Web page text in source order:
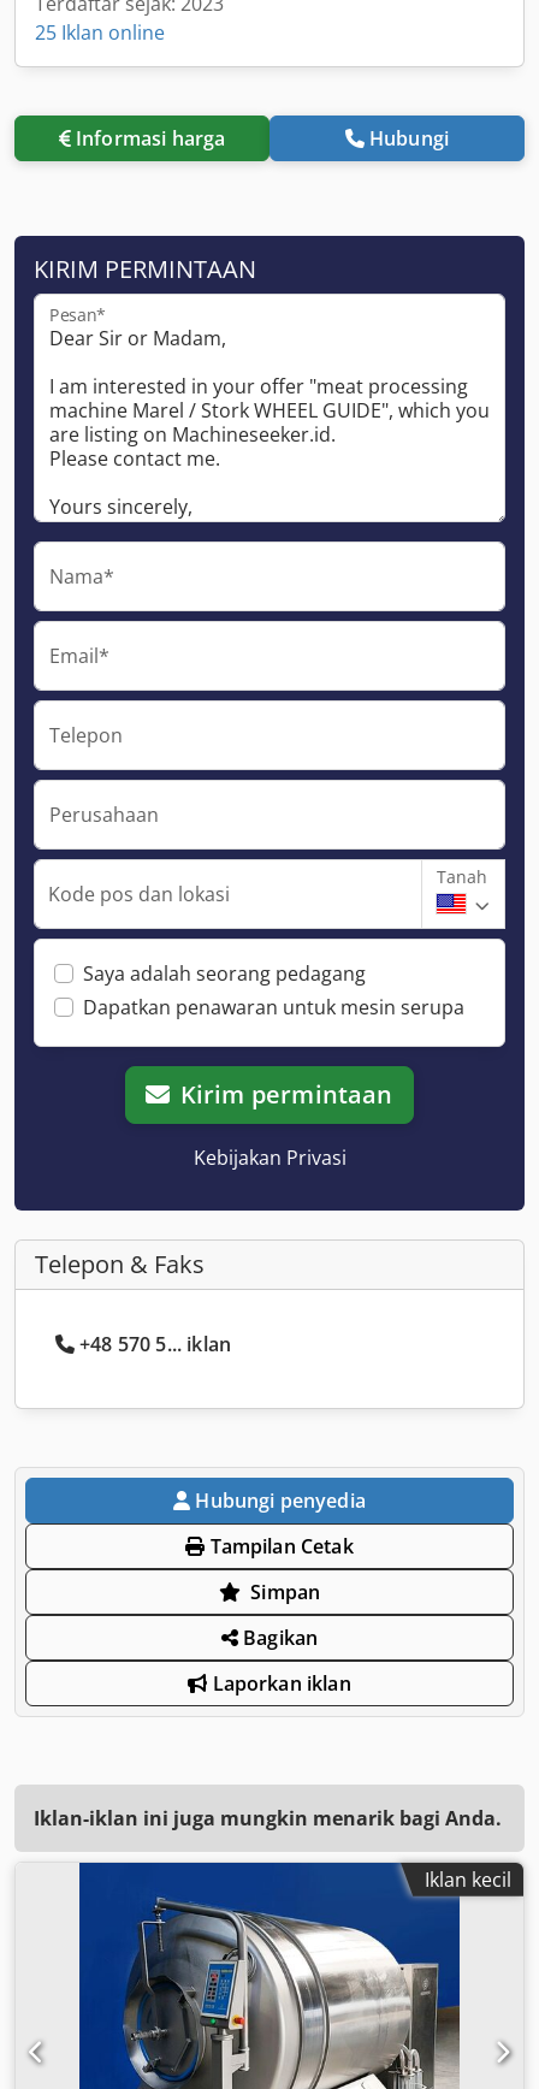
25 Iklan online
Informasi harga Hubungi
KIRIM PERMINTAAN
Pesan*
Nama*
Email*
Telepon
Perusahaan
Kode pos dan lokasi
Tanah
Saya adalah seorang pedagang
Dapatkan penawaran untuk mesin serupa
Kirim permintaan
Kebijakan Privasi
Telepon & Faks
+48 570 5... iklan
Hubungi penyedia
Tampilan Cetak
Simpan
Bagikan
Laporkan iklan
Iklan-iklan ini juga mungkin menarik bagi Anda.
Iklan kecil